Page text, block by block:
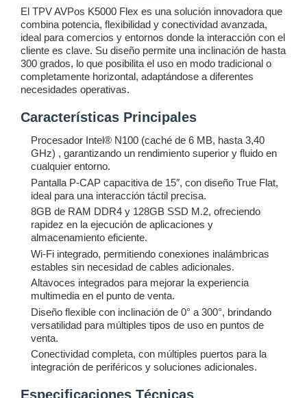
El TPV AVPos K5000 Flex es una solución innovadora que
combina potencia, flexibilidad y conectividad avanzada,
ideal para comercios y entornos donde la interacción con el
cliente es clave. Su diseño permite una inclinación de hasta
300 grados, lo que posibilita el uso en modo tradicional o
completamente horizontal, adaptándose a diferentes
necesidades operativas.
Características Principales
Procesador Intel® N100 (caché de 6 MB, hasta 3,40
GHz) , garantizando un rendimiento superior y fluido en
cualquier entorno.
Pantalla P-CAP capacitiva de 15″, con diseño True Flat,
ideal para una interacción táctil precisa.
8GB de RAM DDR4 y 128GB SSD M.2, ofreciendo
rapidez en la ejecución de aplicaciones y
almacenamiento eficiente.
Wi-Fi integrado, permitiendo conexiones inalámbricas
estables sin necesidad de cables adicionales.
Altavoces integrados para mejorar la experiencia
multimedia en el punto de venta.
Diseño flexible con inclinación de 0° a 300°, brindando
versatilidad para múltiples tipos de uso en puntos de
venta.
Conectividad completa, con múltiples puertos para la
integración de periféricos y soluciones adicionales.
Especificaciones Técnicas